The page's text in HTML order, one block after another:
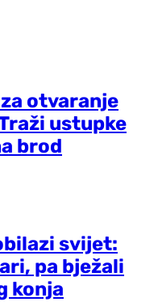
otvaranje
ustupke
brod
svijet:
pa bježali
konja